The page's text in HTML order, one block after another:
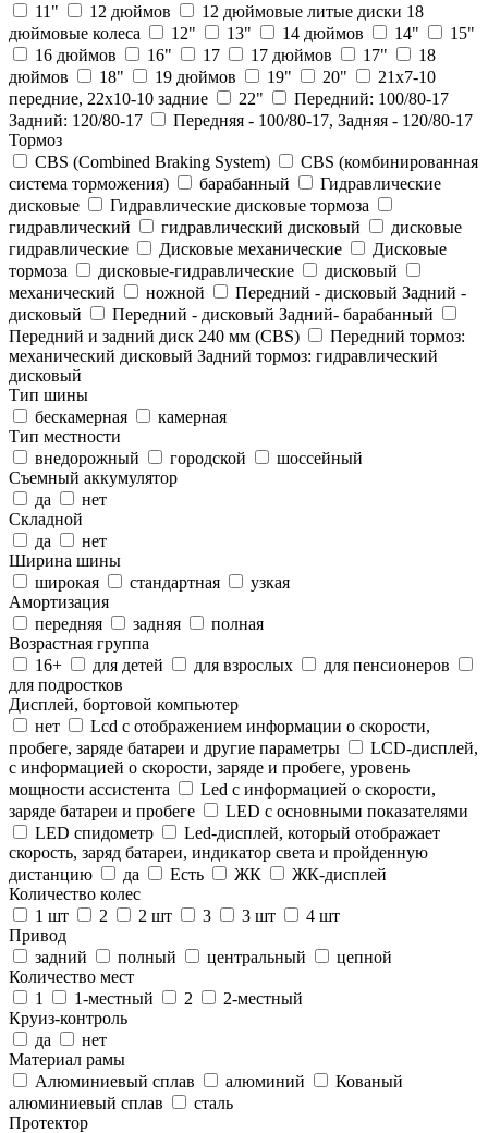
11"
12 дюймов
12 дюймовые литые диски 18
дюймовые колеса
12" 13" 14 дюймов 14"
15"
16 дюймов
16" 17 17 дюймов 17"
18
дюймов
18" 19 дюймов 19" 20"
21x7-10
передние, 22x10-10 задние
22"
Передний: 100/80-17
Задний: 120/80-17
Передняя - 100/80-17, Задняя - 120/80-17
Тормоз
CBS (Combined Braking System)
CBS (комбинированная
система торможения)
барабанный
Гидравлические
дисковые
Гидравлические дисковые тормоза
гидравлический
гидравлический дисковый
дисковые
гидравлические
Дисковые механические
Дисковые
тормоза
дисковые-гидравлические
дисковый
механический
ножной
Передний - дисковый Задний -
дисковый
Передний - дисковый Задний- барабанный
Передний и задний диск 240 мм (CBS)
Передний тормоз:
механический дисковый Задний тормоз: гидравлический
дисковый
Тип шины
бескамерная
камерная
Тип местности
внедорожный
городской
шоссейный
Съемный аккумулятор
да
нет
Складной
да
нет
Ширина шины
широкая
стандартная
узкая
Амортизация
передняя
задняя
полная
Возрастная группа
16+
для детей для взрослых
для пенсионеров
для подростков
Дисплей, бортовой компьютер
нет
Lcd c отображением информации о скорости,
пробеге, заряде батареи и другие параметры
LCD-дисплей,
с информацией о скорости, заряде и пробеге, уровень
мощности ассистента
Led с информацией о скорости,
заряде батареи и пробеге
LED с основными показателями
LED спидометр
Led-дисплей, который отображает
скорость, заряд батареи, индикатор света и пройденную
дистанцию
да Есть ЖК
ЖК-дисплей
Количество колес
1 шт
2 2 шт 3 3 шт
4 шт
Привод
задний
полный центральный
цепной
Количество мест
1
1-местный 2
2-местный
Круиз-контроль
да
нет
Материал рамы
Алюминиевый сплав
алюминий
Кованый
алюминиевый сплав
сталь
Протектор